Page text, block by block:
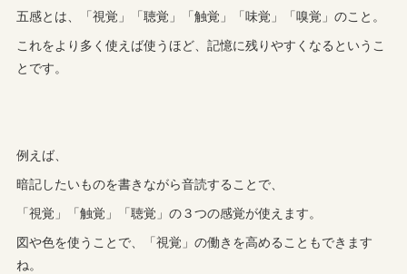
五感とは、「視覚」「聴覚」「触覚」「味覚」「嗅覚」のこと。
これをより多く使えば使うほど、記憶に残りやすくなるというこ
とです。
例えば、
暗記したいものを書きながら音読することで、
「視覚」「触覚」「聴覚」の３つの感覚が使えます。
図や色を使うことで、「視覚」の働きを高めることもできます
ね。